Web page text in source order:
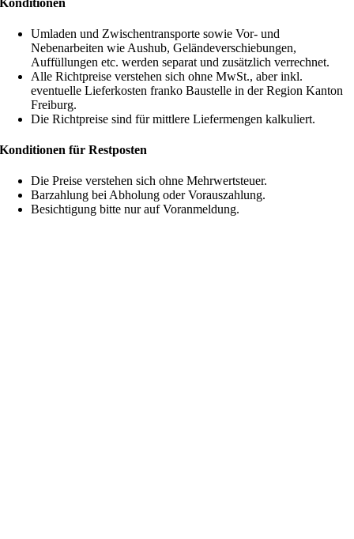
Umladen und Zwischentransporte sowie Vor- und
Nebenarbeiten wie Aushub, Geländeverschiebungen,
Auffüllungen etc. werden separat und zusätzlich verrechnet.
Alle Richtpreise verstehen sich ohne MwSt., aber inkl.
eventuelle Lieferkosten franko Baustelle in der Region Kanton
Freiburg.
Die Richtpreise sind für mittlere Liefermengen kalkuliert.
Konditionen für Restposten
Die Preise verstehen sich ohne Mehrwertsteuer.
Barzahlung bei Abholung oder Vorauszahlung.
Besichtigung bitte nur auf Voranmeldung.